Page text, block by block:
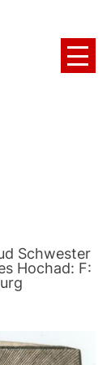
Schwester
Hochad: F: